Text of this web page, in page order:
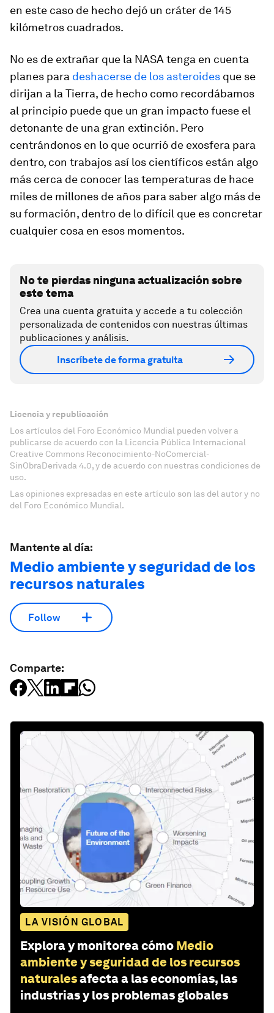
en este caso de hecho dejó un cráter de 145
kilómetros cuadrados.
No es de extrañar que la NASA tenga en cuenta
planes para deshacerse de los asteroides que se
dirijan a la Tierra, de hecho como recordábamos
al principio puede que un gran impacto fuese el
detonante de una gran extinción. Pero
centrándonos en lo que ocurrió de exosfera para
dentro, con trabajos así los científicos están algo
más cerca de conocer las temperaturas de hace
miles de millones de años para saber algo más de
su formación, dentro de lo difícil que es concretar
cualquier cosa en esos momentos.
No te pierdas ninguna actualización sobre
este tema
Crea una cuenta gratuita y accede a tu colección
personalizada de contenidos con nuestras últimas
publicaciones y análisis.
Inscríbete de forma gratuita
Licencia y republicación
Los artículos del Foro Económico Mundial pueden volver a
publicarse de acuerdo con la Licencia Pública Internacional
Creative Commons Reconocimiento-NoComercial-
SinObraDerivada 4.0, y de acuerdo con nuestras condiciones de
uso.
Las opiniones expresadas en este artículo son las del autor y no
del Foro Económico Mundial.
Mantente al día:
Medio ambiente y seguridad de los
recursos naturales
Follow
Comparte:
LA VISIÓN GLOBAL
Explora y monitorea cómo Medio
ambiente y seguridad de los recursos
naturalesafecta a las economías, las
industrias y los problemas globales